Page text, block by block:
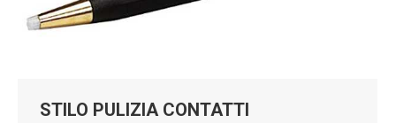
STILO PULIZIA CONTATTI